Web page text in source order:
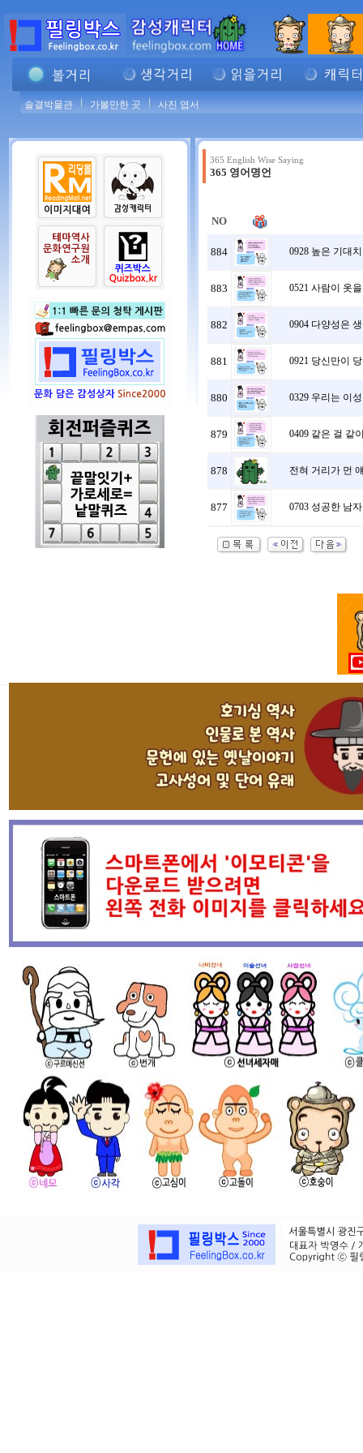
솔결박물관 가볼만한 곳 사진 엽서
365 English Wise Saying
365 영어명언
NO
884 0928 높은 기대
883 0521 사람이 옷
882 0904 다양성은
881 0921 당신만이
880 0329 우리는 이
879 0409 같은 걸 같
878 전혀 거리가 먼
877 0703 성공한 남